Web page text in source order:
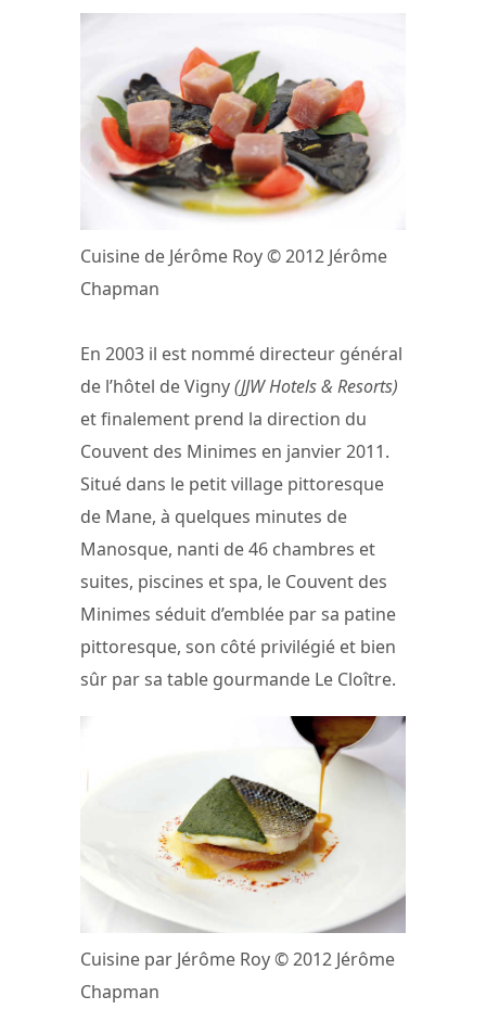
Cuisine de Jérôme Roy © 2012 Jérôme
Chapman
En 2003 il est nommé directeur général
de l’hôtel de Vigny(JJW Hotels & Resorts)
et finalement prend la direction du
Couvent des Minimes en janvier 2011.
Situé dans le petit village pittoresque
de Mane, à quelques minutes de
Manosque, nanti de 46 chambres et
suites, piscines et spa, le Couvent des
Minimes séduit d’emblée par sa patine
pittoresque, son côté privilégié et bien
sûr par sa table gourmande Le Cloître.
Cuisine par Jérôme Roy © 2012 Jérôme
Chapman